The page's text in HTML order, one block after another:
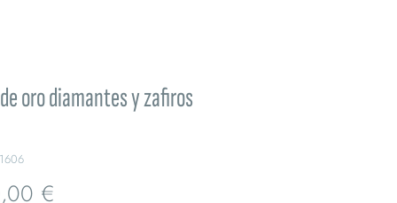
oro diamantes y zafiros
€